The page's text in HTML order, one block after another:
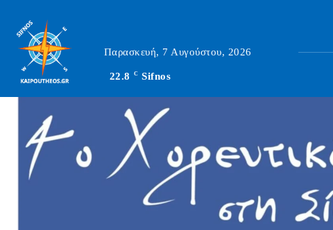
Παρασκευή, 7 Αυγούστου, 2026
22.8 C Sifnos